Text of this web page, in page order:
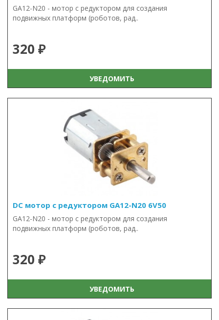
GA12-N20 - мотор с редуктором для создания
подвижных платформ (роботов, рад..
320 ₽
УВЕДОМИТЬ
DC мотор с редуктором GA12-N20 6V50
GA12-N20 - мотор с редуктором для создания
подвижных платформ (роботов, рад..
320 ₽
УВЕДОМИТЬ